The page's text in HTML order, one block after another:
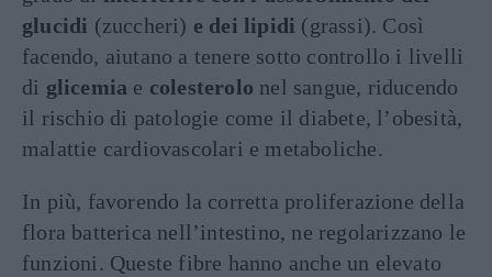
glucidi (zuccheri) e dei lipidi (grassi). Così
facendo, aiutano a tenere sotto controllo i livelli
di glicemia e colesterolo nel sangue, riducendo
il rischio di patologie come il diabete, l’obesità,
malattie cardiovascolari e metaboliche.
In più, favorendo la corretta proliferazione della
flora batterica nell’intestino, ne regolarizzano le
funzioni. Queste fibre hanno anche un elevato